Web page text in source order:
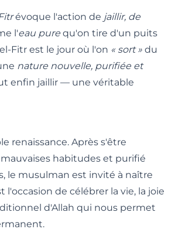
évoque l'action de jaillir, de
l'eau pure qu'on tire d'un puits
Fitr est le jour où l'on « sort » du
nature nouvelle, purifiée et
enfin jaillir — une véritable
renaissance. Après s'être
habitudes et purifié
le musulman est invité à naître
l'occasion de célébrer la vie, la joie
d'Allah qui nous permet